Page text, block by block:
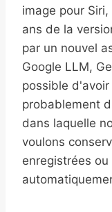
image pour
ans de la
par un nouvel
Google LLM,
possible
probablement
dans laquelle
voulons
enregistrées